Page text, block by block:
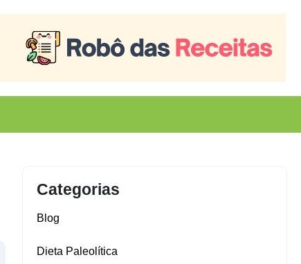
Categorias
Blog
Dieta Paleolítica